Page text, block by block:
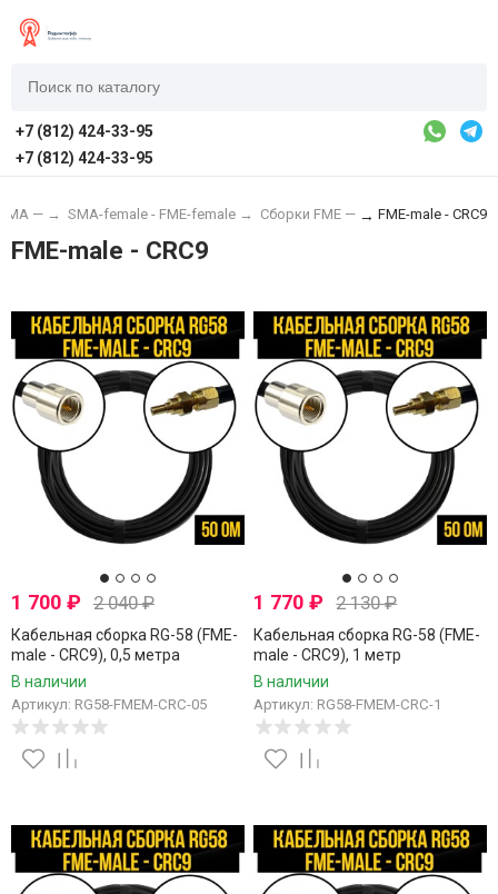
+7 (812) 424-33-95
+7 (812) 424-33-95
— → SMA-female - FME-female → Сборки FME — → FME-male - CRC9
FME-male - CRC9
1 700 ₽ 2 040₽
Кабельная сборка RG-58 (FME-
male - CRC9), 0,5 метра
В наличии
Артикул: RG58-FMEM-CRC-05
1 770₽ 2 130₽
Кабельная сборка RG-58 (FME-
male - CRC9), 1 метр
В наличии
Артикул: RG58-FMEM-CRC-1